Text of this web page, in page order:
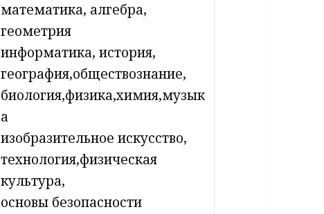
математика, алгебра,
геометрия
информатика, история,
география,обществознание,
биология,физика,химия,музык
а
изобразительное искусство,
технология,физическая
культура,
основы безопасности